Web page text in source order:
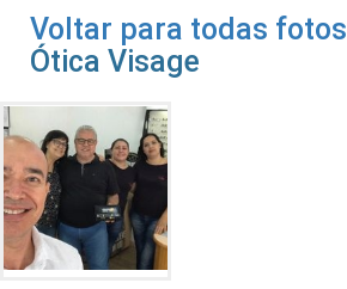
Voltar para todas fotos
Ótica Visage